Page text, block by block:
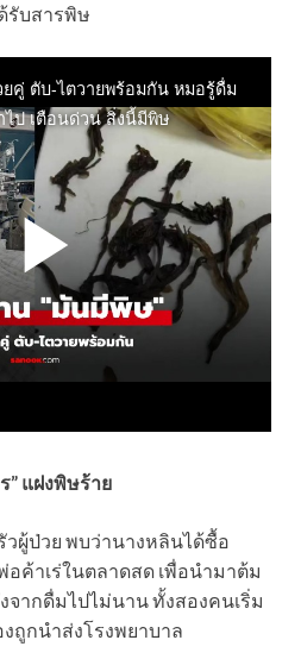
รับสารพิษ
” แฝงพิษร้าย
ผู้ป่วย พบว่านางหลินได้ซื้อ
ค้าเร่ในตลาดสด เพื่อนำมาต้ม
ากดื่มไปไม่นาน ทั้งสองคนเริ่ม
ถูกนำส่งโรงพยาบาล